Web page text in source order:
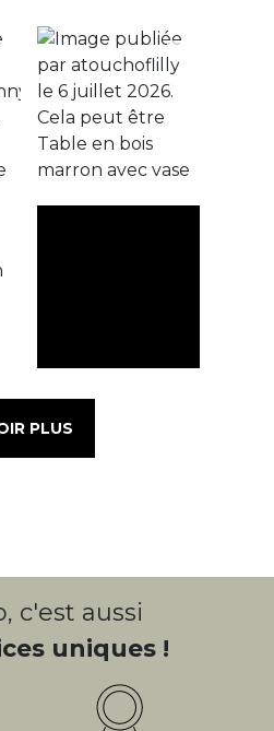
PLUS
c'est aussi
uniques !